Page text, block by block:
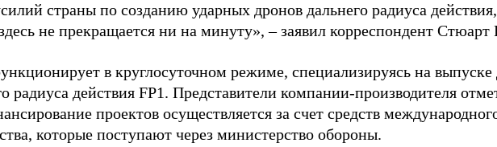
страны по созданию ударных дронов дальнего радиуса
не прекращается ни на минуту», – заявил корреспондент Стюарт
в круглосуточном режиме, специализируясь на выпуске
радиуса действия FP1. Представители компании-производителя
проектов осуществляется за счет средств
которые поступают через министерство обороны.